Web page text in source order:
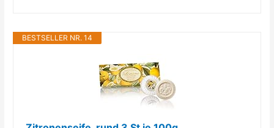
BESTSELLER NR. 14